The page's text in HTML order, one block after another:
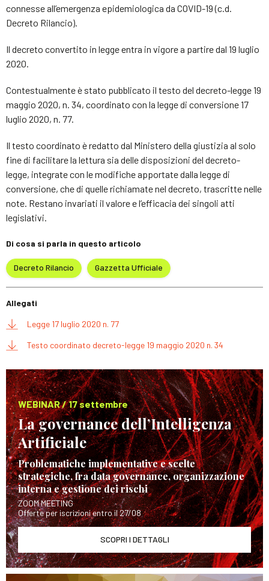
connesse all’emergenza epidemiologica da COVID-19 (c.d.
Decreto Rilancio).
Il decreto convertito in legge entra in vigore a partire dal 19 luglio
2020.
Contestualmente è stato pubblicato il testo del decreto-legge 19
maggio 2020, n. 34, coordinato con la legge di conversione 17
luglio 2020, n. 77.
Il testo coordinato è redatto dal Ministero della giustizia al solo
fine di facilitare la lettura sia delle disposizioni del decreto-
legge, integrate con le modifiche apportate dalla legge di
conversione, che di quelle richiamate nel decreto, trascritte nelle
note. Restano invariati il valore e l’efficacia dei singoli atti
legislativi.
Di cosa si parla in questo articolo
Decreto Rilancio Gazzetta Ufficiale
Allegati
Legge 17 luglio 2020 n. 77
Testo coordinato decreto-legge 19 maggio 2020 n. 34
WEBINAR / 17 settembre
La governance dell’Intelligenza
Artificiale
Problematiche implementative e scelte
strategiche, fra data governance, organizzazione
interna e gestione dei rischi
ZOOM MEETING
Offerte per iscrizioni entro il 27/08
SCOPRI I DETTAGLI